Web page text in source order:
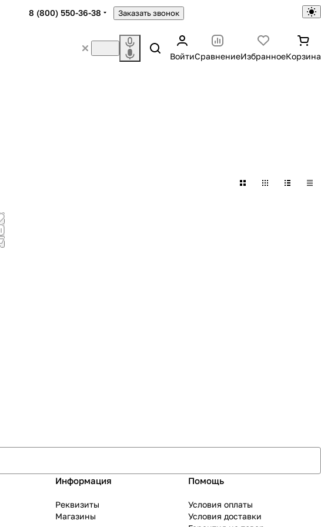
8 (800) 550-36-38 Заказать звонок
ВойтиСравнениеИзбранноеКорзина
Информация
Реквизиты
Магазины
Помощь
Условия оплаты
Условия доставки